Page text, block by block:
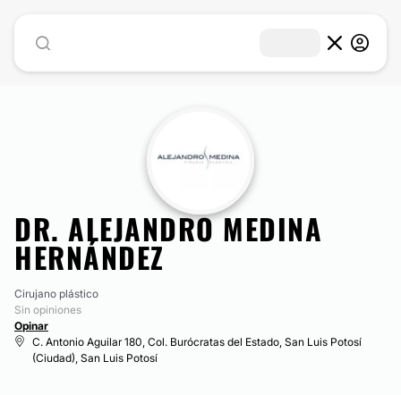
DR. ALEJANDRO MEDINA
HERNÁNDEZ
Cirujano plástico
Sin opiniones
Opinar
C. Antonio Aguilar 180, Col. Burócratas del Estado, San Luis Potosí
(Ciudad), San Luis Potosí